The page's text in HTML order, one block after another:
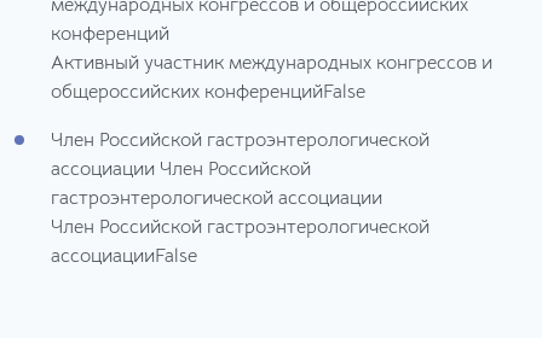
международных конгрессов и общероссийских
конференций
Активный участник международных конгрессов и
общероссийских конференцийFalse
Член Российской гастроэнтерологической
ассоциации Член Российской
гастроэнтерологической ассоциации
Член Российской гастроэнтерологической
ассоциацииFalse